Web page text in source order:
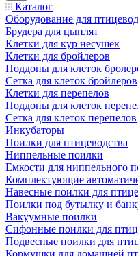
Каталог
Оборудование для
Брудера для цыплят
Клетки для кур несушек
Клетки для бройлеров
Поддоны для клеток
Сетка для клеток бройлеров
Клетки для перепелов
Поддоны для клеток
Сетка для клеток перепелов
Инкубаторы
Поилки для птицеводства
Ниппельные поилки
Емкости для ниппельного
Комплектующие
Навесные поилки для
Поилки под бутылку и
Вакуумные поилки
Сифонные поилки для
Подвесные поилки для
Кормушки для домашней